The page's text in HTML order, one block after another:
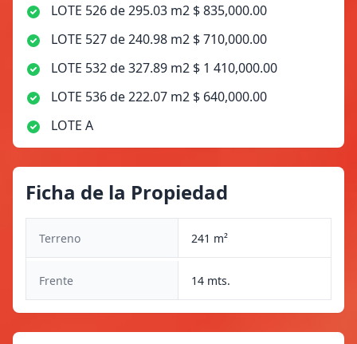
LOTE 526 de 295.03 m2 $ 835,000.00
LOTE 527 de 240.98 m2 $ 710,000.00
LOTE 532 de 327.89 m2 $ 1 410,000.00
LOTE 536 de 222.07 m2 $ 640,000.00
LOTE A
Ficha de la Propiedad
Terreno 241 m²
Frente 14 mts.